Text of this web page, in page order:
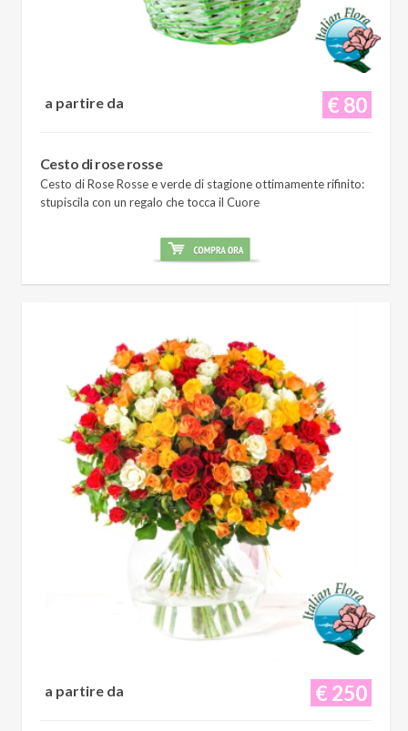
€ 80
a partire da
Cesto di rose rosse
Cesto di Rose Rosse e verde di stagione ottimamente rifinito:
stupiscila con un regalo che tocca il Cuore
€ 250
a partire da